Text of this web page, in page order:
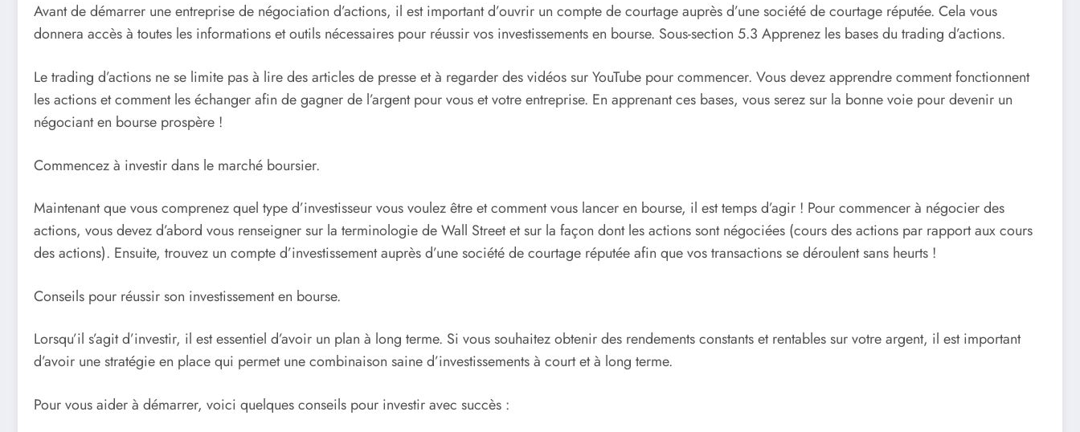
Avant de démarrer une entreprise de négociation d’actions, il est important d’ouvrir un compte de courtage auprès d’une société de courtage réputée. Cela vous
donnera accès à toutes les informations et outils nécessaires pour réussir vos investissements en bourse. Sous-section 5.3 Apprenez les bases du trading d’actions.
Le trading d’actions ne se limite pas à lire des articles de presse et à regarder des vidéos sur YouTube pour commencer. Vous devez apprendre comment fonctionnent
les actions et comment les échanger afin de gagner de l’argent pour vous et votre entreprise. En apprenant ces bases, vous serez sur la bonne voie pour devenir un
négociant en bourse prospère !
Commencez à investir dans le marché boursier.
Maintenant que vous comprenez quel type d’investisseur vous voulez être et comment vous lancer en bourse, il est temps d’agir ! Pour commencer à négocier des
actions, vous devez d’abord vous renseigner sur la terminologie de Wall Street et sur la façon dont les actions sont négociées (cours des actions par rapport aux cours
des actions). Ensuite, trouvez un compte d’investissement auprès d’une société de courtage réputée afin que vos transactions se déroulent sans heurts !
Conseils pour réussir son investissement en bourse.
Lorsqu’il s’agit d’investir, il est essentiel d’avoir un plan à long terme. Si vous souhaitez obtenir des rendements constants et rentables sur votre argent, il est important
d’avoir une stratégie en place qui permet une combinaison saine d’investissements à court et à long terme.
Pour vous aider à démarrer, voici quelques conseils pour investir avec succès :